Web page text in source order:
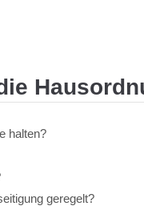
halten?
geregelt?